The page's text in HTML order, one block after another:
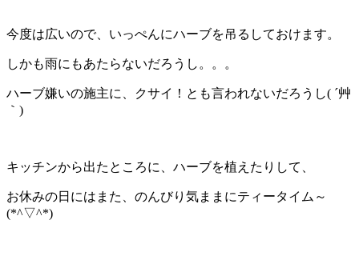
今度は広いので、いっぺんにハーブを吊るしておけます。
しかも雨にもあたらないだろうし。。。
ハーブ嫌いの施主に、クサイ！とも言われないだろうし( ´艸
｀)
キッチンから出たところに、ハーブを植えたりして、
お休みの日にはまた、のんびり気ままにティータイム～
(*^▽^*)